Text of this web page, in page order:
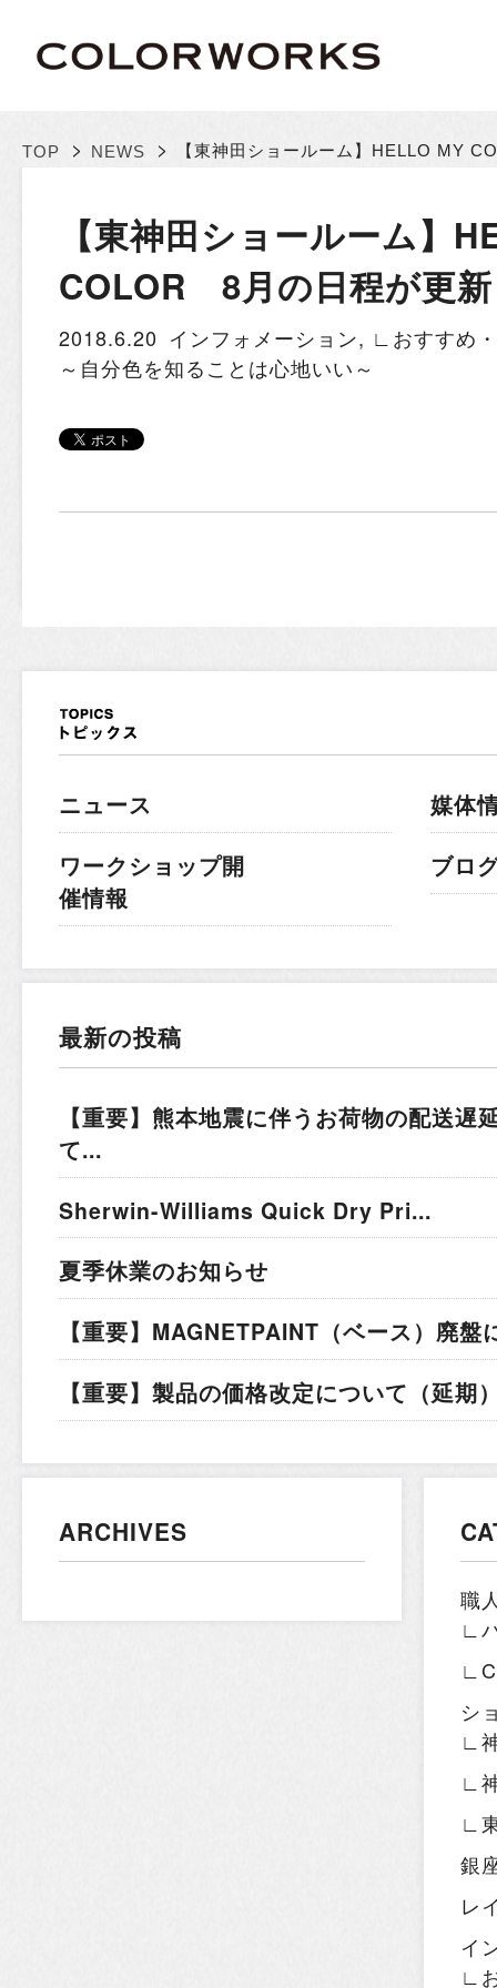
TOP > NEWS > 【東神田ショールーム】HELLO MY
【東神田ショールーム】
COLOR 8月の日程が更
2018.6.20 インフォメーション, ∟おすすめ
～自分色を知ることは心地いい～
ニュース
ワークショップ開
催情報
媒体
ブロ
最新の投稿
【重要】熊本地震に伴うお荷物の配送遅
て...
Sherwin-Williams Quick Dry Pri...
夏季休業のお知らせ
【重要】MAGNETPAINT（ベース）廃
【重要】製品の価格改定について（延期
ARCHIVES
職
∟
シ
∟
∟
∟
銀
レ
イ
∟